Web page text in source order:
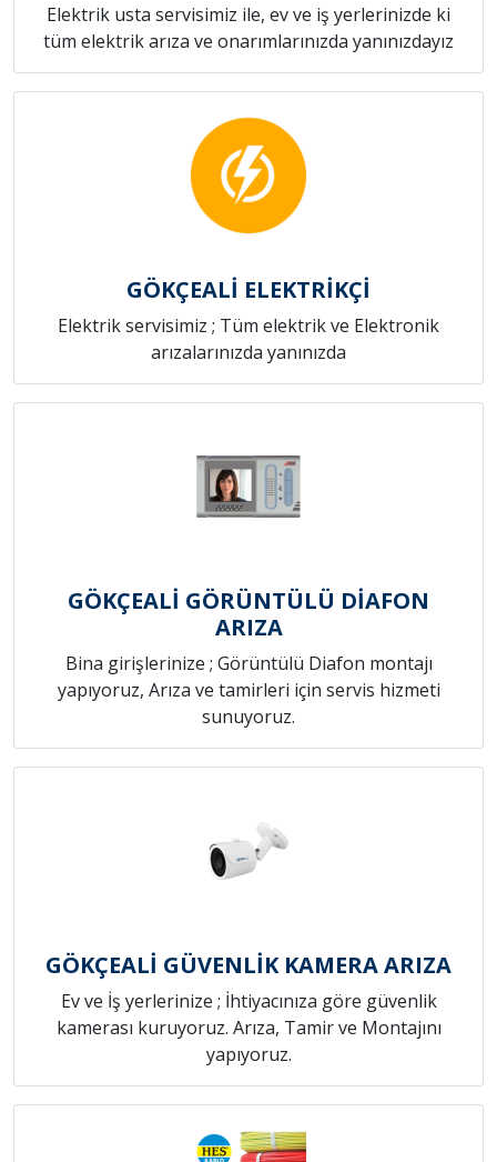
Elektrik usta servisimiz ile, ev ve iş yerlerinizde ki
tüm elektrik arıza ve onarımlarınızda yanınızdayız
GÖKÇEALİ ELEKTRİKÇİ
Elektrik servisimiz ; Tüm elektrik ve Elektronik
arızalarınızda yanınızda
GÖKÇEALİ GÖRÜNTÜLÜ DİAFON
ARIZA
Bina girişlerinize ; Görüntülü Diafon montajı
yapıyoruz, Arıza ve tamirleri için servis hizmeti
sunuyoruz.
GÖKÇEALİ GÜVENLİK KAMERA ARIZA
Ev ve İş yerlerinize ; İhtiyacınıza göre güvenlik
kamerası kuruyoruz. Arıza, Tamir ve Montajını
yapıyoruz.